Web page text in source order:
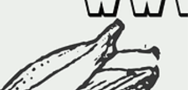
이 거주하는 지역 주변의 단기알바 정보를
르게 확인할 수 있게 되었고, 원하는 시간과
건에 맞춰 일자리를 선택하는 것도 훨씬 쉬
졌습니다. 노래방보도알바 구인구직사이트
기지역알바의 가장 큰 장점은 가까운 지역에
서 바로 근무할 수 있다는 점입니다. 출퇴근